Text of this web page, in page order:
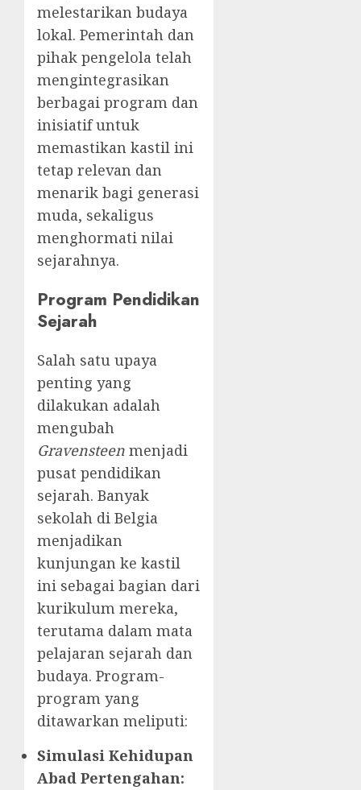
melestarikan budaya
lokal. Pemerintah dan
pihak pengelola telah
mengintegrasikan
berbagai program dan
inisiatif untuk
memastikan kastil ini
tetap relevan dan
menarik bagi generasi
muda, sekaligus
menghormati nilai
sejarahnya.
Program Pendidikan
Sejarah
Salah satu upaya
penting yang
dilakukan adalah
mengubah
Gravensteen menjadi
pusat pendidikan
sejarah. Banyak
sekolah di Belgia
menjadikan
kunjungan ke kastil
ini sebagai bagian dari
kurikulum mereka,
terutama dalam mata
pelajaran sejarah dan
budaya. Program-
program yang
ditawarkan meliputi:
Simulasi Kehidupan
Abad Pertengahan: